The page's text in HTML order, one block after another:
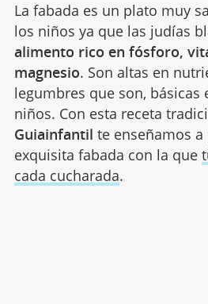
La fabada es un plato muy
los niños ya que las judías
alimento rico en fósforo,
magnesio. Son altas en
legumbres que son, básicas
niños. Con esta receta
Guiainfantil te enseñamos
exquisita fabada con la que
cada cucharada.